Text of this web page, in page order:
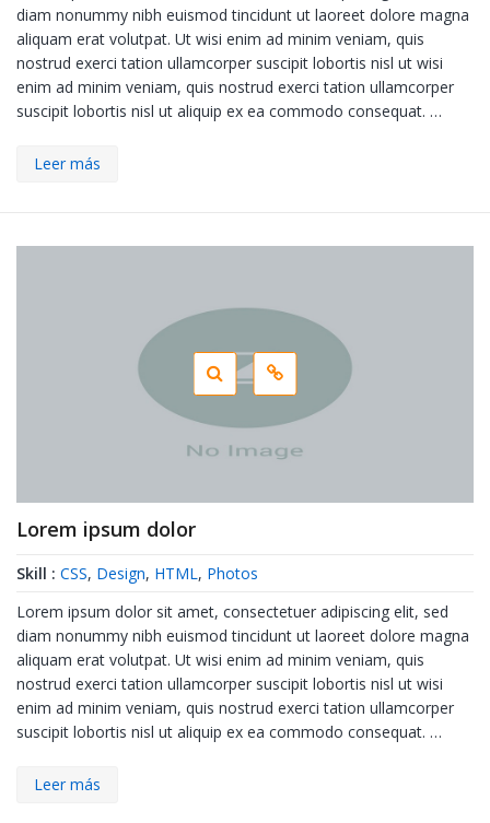
diam nonummy nibh euismod tincidunt ut laoreet dolore magna
aliquam erat volutpat. Ut wisi enim ad minim veniam, quis
nostrud exerci tation ullamcorper suscipit lobortis nisl ut wisi
enim ad minim veniam, quis nostrud exerci tation ullamcorper
suscipit lobortis nisl ut aliquip ex ea commodo consequat. …
Leer más
Lorem ipsum dolor
Skill : CSS, Design, HTML, Photos
Lorem ipsum dolor sit amet, consectetuer adipiscing elit, sed
diam nonummy nibh euismod tincidunt ut laoreet dolore magna
aliquam erat volutpat. Ut wisi enim ad minim veniam, quis
nostrud exerci tation ullamcorper suscipit lobortis nisl ut wisi
enim ad minim veniam, quis nostrud exerci tation ullamcorper
suscipit lobortis nisl ut aliquip ex ea commodo consequat. …
Leer más